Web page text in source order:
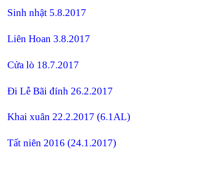
Sinh nhật 5.8.2017
Liên Hoan 3.8.2017
Cửa lò 18.7.2017
Đi Lễ Bãi đính 26.2.2017
Khai xuân 22.2.2017 (6.1AL)
Tất niên 2016 (24.1.2017)